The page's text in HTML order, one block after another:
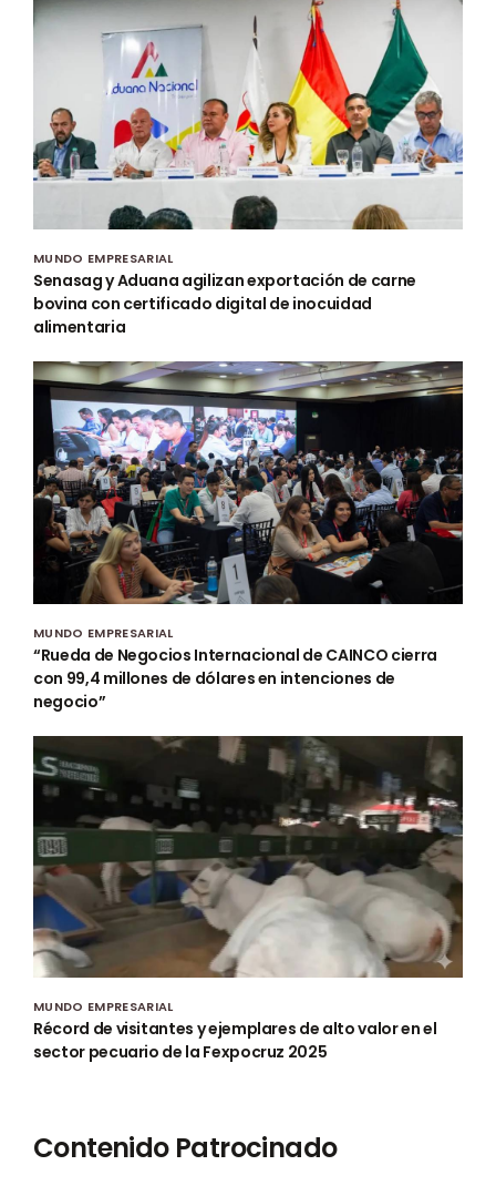
MUNDO EMPRESARIAL
Senasag y Aduana agilizan exportación de carne
bovina con certificado digital de inocuidad
alimentaria
MUNDO EMPRESARIAL
“Rueda de Negocios Internacional de CAINCO cierra
con 99,4 millones de dólares en intenciones de
negocio”
MUNDO EMPRESARIAL
Récord de visitantes y ejemplares de alto valor en el
sector pecuario de la Fexpocruz 2025
Contenido Patrocinado